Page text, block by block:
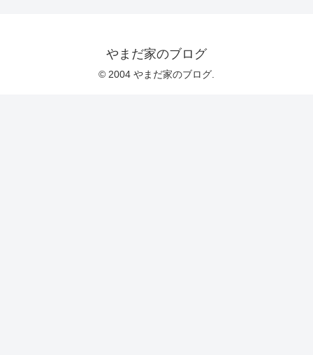
やまだ家のブログ
© 2004 やまだ家のブログ.